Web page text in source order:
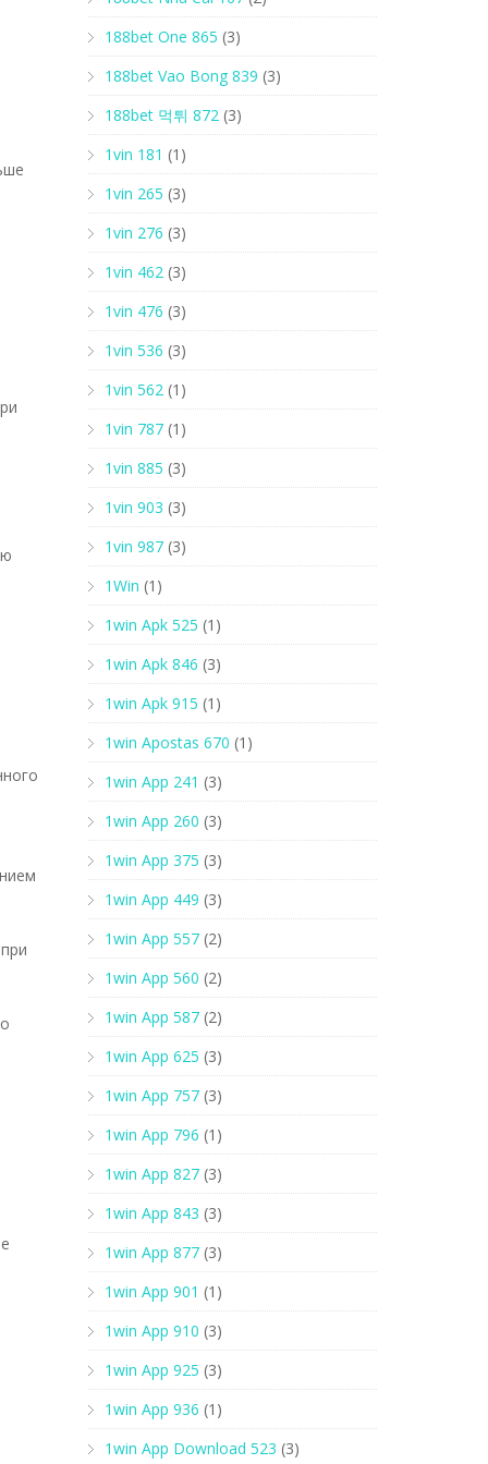
188bet One 865 (3)
188bet Vao Bong 839 (3)
188bet 먹튀 872 (3)
1vin 181 (1)
1vin 265 (3)
1vin 276 (3)
1vin 462 (3)
1vin 476 (3)
1vin 536 (3)
1vin 562 (1)
1vin 787 (1)
1vin 885 (3)
1vin 903 (3)
1vin 987 (3)
1Win (1)
1win Apk 525 (1)
1win Apk 846 (3)
1win Apk 915 (1)
1win Apostas 670 (1)
1win App 241 (3)
1win App 260 (3)
1win App 375 (3)
1win App 449 (3)
1win App 557 (2)
1win App 560 (2)
1win App 587 (2)
1win App 625 (3)
1win App 757 (3)
1win App 796 (1)
1win App 827 (3)
1win App 843 (3)
1win App 877 (3)
1win App 901 (1)
1win App 910 (3)
1win App 925 (3)
1win App 936 (1)
1win App Download 523 (3)